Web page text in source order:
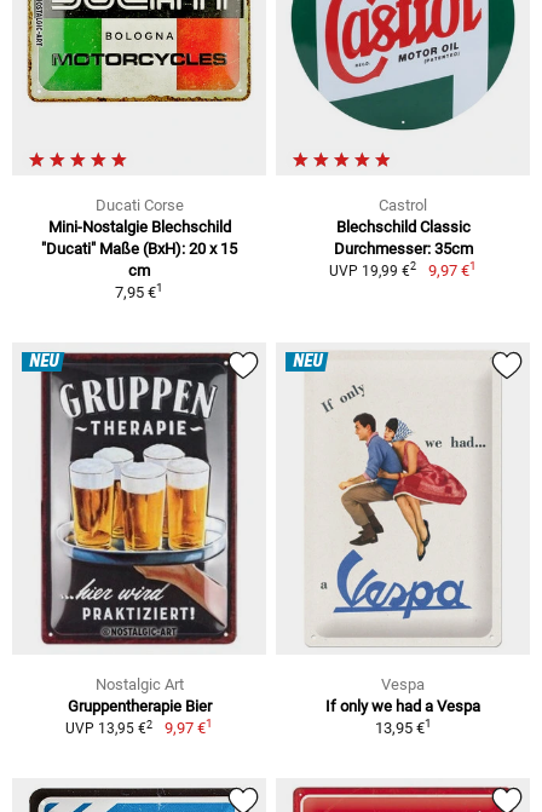
Ducati Corse
Mini-Nostalgie Blechschild
"Ducati" Maße (BxH): 20 x 15
cm
7,95 €1
Castrol
Blechschild Classic
Durchmesser: 35cm
UVP 19,99 €2 9,97 €1
NEU
Nostalgic Art
Gruppentherapie Bier
UVP 13,95 €2 9,97 €1
NEU
Vespa
If only we had a Vespa
13,95 €1